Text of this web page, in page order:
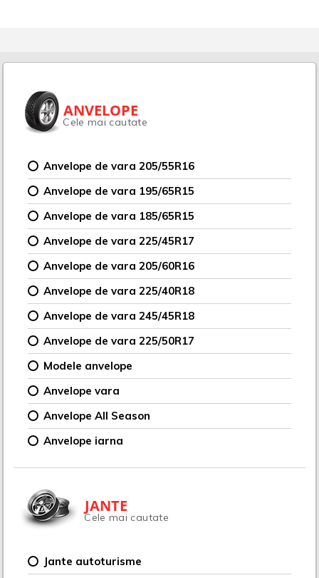
ANVELOPE
Cele mai cautate
Anvelope de vara 205/55R16
Anvelope de vara 195/65R15
Anvelope de vara 185/65R15
Anvelope de vara 225/45R17
Anvelope de vara 205/60R16
Anvelope de vara 225/40R18
Anvelope de vara 245/45R18
Anvelope de vara 225/50R17
Modele anvelope
Anvelope vara
Anvelope All Season
Anvelope iarna
JANTE
Cele mai cautate
Jante autoturisme